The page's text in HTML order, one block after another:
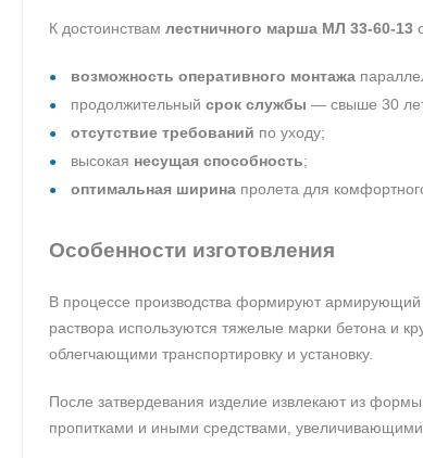
К достоинствам лестничного марша МЛ 33-60-13
возможность оперативного монтажа
продолжительный срок службы — свыше 30
отсутствие требований по уходу;
высокая несущая способность;
оптимальная ширина пролета для
Особенности изготовления
В процессе производства формируют армирующий
раствора используются тяжелые марки бетона и
облегчающими транспортировку и установку.
После затвердевания изделие извлекают из
пропитками и иными средствами, увеличивающими